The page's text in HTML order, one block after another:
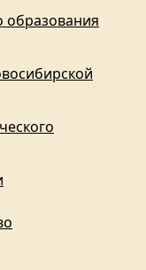
образования